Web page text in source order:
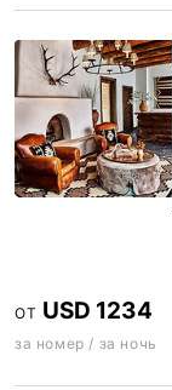
ОТ USD 1234
за номер / за ночь